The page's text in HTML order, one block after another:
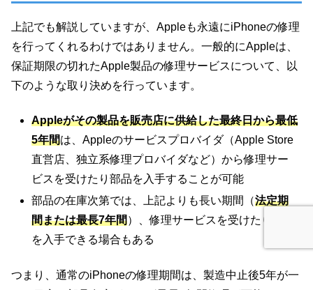
上記でも解説していますが、Appleも永遠にiPhoneの修理
を行ってくれるわけではありません。一般的にAppleは、
保証期限の切れたApple製品の修理サービスについて、以
下のような取り決めを行っています。
Appleがその製品を販売店に供給した最終日から最低
5年間は、Appleのサービスプロバイダ（Apple Store
直営店、独立系修理プロバイダなど）から修理サー
ビスを受けたり部品を入手することが可能
部品の在庫次第では、上記よりも長い期間（法定期
間または最長7年間）、修理サービスを受けたり部品
を入手できる場合もある
つまり、通常のiPhoneの修理期間は、製造中止後5年が一